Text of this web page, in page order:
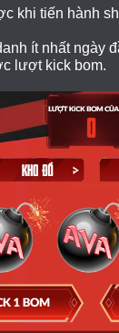
khi tiến hành
ít nhất ngày
lượt kick bom.